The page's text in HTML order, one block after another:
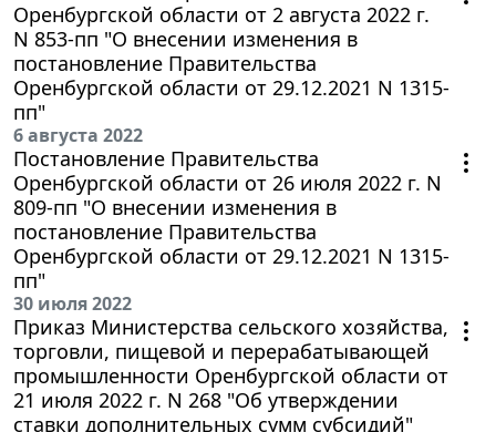
Оренбургской области от 2 августа 2022 г.
N 853-пп "О внесении изменения в
постановление Правительства
Оренбургской области от 29.12.2021 N 1315-
пп"
6 августа 2022
Постановление Правительства
Оренбургской области от 26 июля 2022 г. N
809-пп "О внесении изменения в
постановление Правительства
Оренбургской области от 29.12.2021 N 1315-
пп"
30 июля 2022
Приказ Министерства сельского хозяйства,
торговли, пищевой и перерабатывающей
промышленности Оренбургской области от
21 июля 2022 г. N 268 "Об утверждении
ставки дополнительных сумм субсидий"